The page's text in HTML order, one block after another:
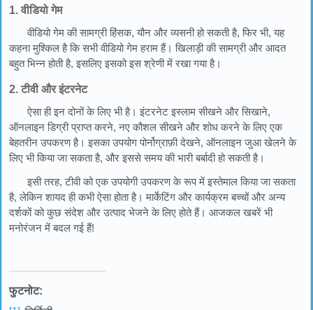
1. वीडियो गेम
वीडियो गेम की सामग्री हिंसक, यौन और व्यसनी हो सकती है, फिर भी, यह
कहना मुश्किल है कि सभी वीडियो गेम हराम हैं। खिलाड़ी की सामग्री और आदत
बहुत भिन्न होती है, इसलिए इसको इस श्रेणी में रखा गया है।
2. टीवी और इंटरनेट
ऐसा ही इन दोनों के लिए भी है। इंटरनेट इस्लाम सीखने और सिखाने,
ऑनलाइन डिग्री प्राप्त करने, नए कौशल सीखने और शोध करने के लिए एक
बेहतरीन उपकरण है। इसका उपयोग पोर्नोग्राफ़ी देखने, ऑनलाइन जुआ खेलने के
लिए भी किया जा सकता है, और इससे समय की भारी बर्बादी हो सकती है।
इसी तरह, टीवी को एक उपयोगी उपकरण के रूप में इस्तेमाल किया जा सकता
है, लेकिन शायद ही कभी ऐसा होता है। मार्केटिंग और कार्यक्रम बच्चों और अन्य
दर्शकों को कुछ संदेश और उत्पाद भेजने के लिए होते हैं। आजकल खबरें भी
मनोरंजन में बदल गई हैं!
फुटनोट: